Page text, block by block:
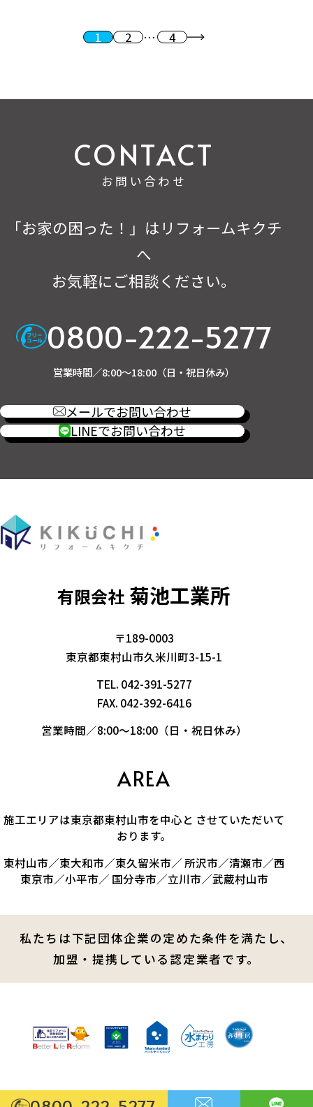
投稿のページ送り1 2 … 4 次へ
お問い合わせ
「お家の困った！」はリフォームキクチ
へ
お気軽にご相談ください。
0800-222-5277
営業時間／8:00～18:00（日・祝日休み）
メールでお問い合わせ
LINEでお問い合わせ
有限会社 菊池工業所
〒189-0003
東京都東村山市久米川町3-15-1
TEL. 042-391-5277
FAX. 042-392-6416
営業時間／8:00～18:00（日・祝日休み）
AREA
施工エリアは東京都東村山市を中心と させていただいて
おります。
東村山市／東大和市／東久留米市／ 所沢市／清瀬市／西
東京市／小平市／ 国分寺市／立川市／武蔵村山市
私たちは下記団体企業の定めた条件を満たし、
加盟・提携している認定業者です。